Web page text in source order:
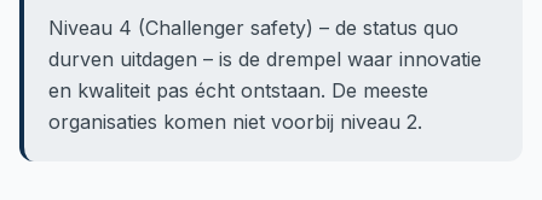
Niveau 4 (Challenger safety) – de status quo
durven uitdagen – is de drempel waar innovatie
en kwaliteit pas écht ontstaan. De meeste
organisaties komen niet voorbij niveau 2.